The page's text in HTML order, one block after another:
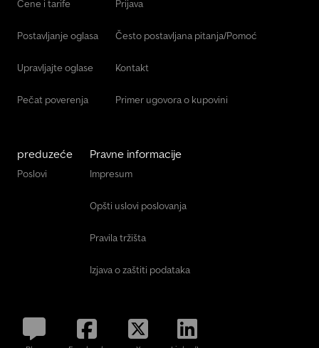
Cene i tarife
Postavljanje oglasa
Upravljajte oglase
Pečat poverenja
Prijava
Često postavljana pitanja/Pomoć
Kontakt
Primer ugovora o kupovini
preduzeće
Poslovi
Pravne informacije
Impresum
Opšti uslovi poslovanja
Pravila tržišta
Izjava o zaštiti podataka